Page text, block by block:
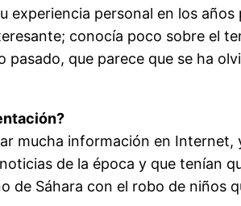
experiencia personal en los
conocía poco sobre el
pasado, que parece que se ha
mucha información en
de la época y que tenían
de Sáhara con el robo de niños